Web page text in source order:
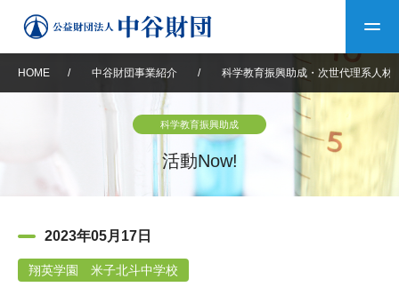
中谷財団について
設立趣意書
中谷財団事業紹介中谷財団動画紹介
HOME / 中谷財団事業紹介 / 科学教育振興助成・次世代理系人材
科学教育振興助成
活動Now!
2023年05月17日
翔英学園 米子北斗中学校